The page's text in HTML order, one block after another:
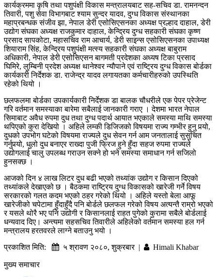
कार्यक्रममा कृषि तथा पशुपंक्षी विकास मन्त्रालयबाट सह-सचिव डा. रामनन्दन
तिवारी, पशु सेवा विभागबाट श्याम सुन्दर यादव, दुग्ध विकास संस्थानका
महाप्रबन्धक संजीव झा, नेपाल डेरी एसोसिएसनका अध्यक्ष प्रल्हाद दाहाल, डेरी
उद्योग संघका अध्यक्ष राजकुमार दाहाल, केन्द्रिय दुग्ध सहकारी संघका कृष्ण
प्रसाद सापकोटा, महासचिव राम आचार्य, डेरी साइन्स एसोसिएसनका उपाध्यक्ष
शियाराम सिंह, केन्द्रिय पशुपंक्षी मत्स्य सहकारी संघका अध्यक्ष बाबुराम
अधिकारी, नेपाल डेरी एसोसिएसन बागमती प्रदेशका अध्यष टिका प्रसाद
घिमिरे, लुम्बिनी प्रदेश अध्यक्ष थानेश्वर न्यौपाने एवं राष्ट्रिय दुग्ध विकास बोर्डका
कार्यकारी निर्देशक डा. राजेन्द्र यादव लगायतका कर्मचारीहरुको उपस्थिति
रहेको थियो ।
छलफलमा बोर्डका उपकार्यकारी निर्देशक डा बालक चौधरीले एक पेपर प्रेजेन्ट
गरि वर्तमान समस्याका बारेमा सबैलाई जानकारी गराए । देशमा भारत नेपाल
सिमाबाट अवैध रुपमा दुध तथा दुग्ध पदार्थ आयात भएकाले समस्या माथि समस्या
थपिएको कुरा देखियो । अहिले लम्की डिजिजको विषयमा राज्य गम्भीर हुनु पर्‍यो,
दुधको उपभोग घटेको विषयमा राज्यले दुध सेवन गर्न आम जनतालाई सुसुचित
गर्नुपर्‍यो, धुलो दुध बनाएर राख्दा पुजी फ्रिज हुने हुँदा सहज रुपमा राज्यले
उद्योगलाई चालु उपलब्ध गराउन सक्ने हो भने समस्या समाधान गर्न सजिलो
हुनसक्छ ।
आजको दिन ४ लाख लिटर दुध बढी भएको तथ्यांक उद्योग र किसान दिएको
तथ्यांकले देखाएको छ । बैठकमा राष्ट्रिय दुग्ध विकासको खारेजी गर्ने विषय
सरकारको गलत कदम भएको ठहर गरेको थियो । अहिले यस्तो बेला आफू
खारेजीको चपेटामा हुँदाहुँदै पनि बोर्डले छलफल गरेको विषय अत्यन्तै राम्रो भएको
र यसले थोरै भए पनि उद्योगी र किसानलाई राहत पुगेको कुरामा सबैले बोर्डलाई
धन्यवाद दिए। अन्त्यमा सहसचिव तिवारीले अहिलेको वर्तमान समस्या हल गर्न
मन्त्रालय हरतवरले लाग्ने बताउनु भयो ।
प्रकाशित मिति:
५ श्रावण २०८०, शुक्रबार | Himali Khabar
मुख्य समाचार